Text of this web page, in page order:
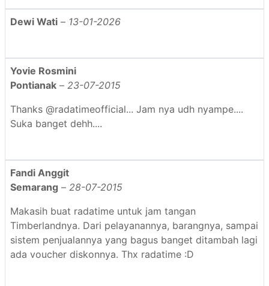
Dewi Wati – 13-01-2026
Yovie Rosmini
Pontianak – 23-07-2015
Thanks @radatimeofficial... Jam nya udh nyampe....
Suka banget dehh....
Fandi Anggit
Semarang – 28-07-2015
Makasih buat radatime untuk jam tangan
Timberlandnya. Dari pelayanannya, barangnya, sampai
sistem penjualannya yang bagus banget ditambah lagi
ada voucher diskonnya. Thx radatime :D